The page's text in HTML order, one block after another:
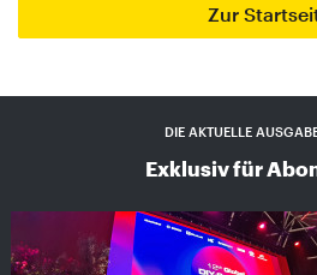
Zur
DIE AKTUELLE
Exklusiv für